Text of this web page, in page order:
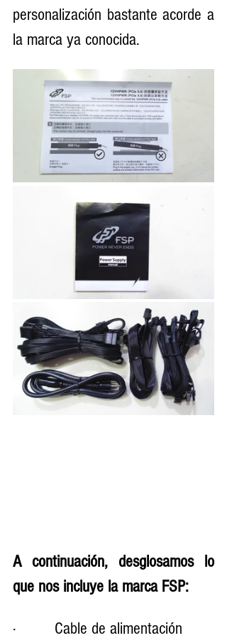
personalización bastante acorde a
la marca ya conocida.
A continuación, desglosamos lo
que nos incluye la marca FSP:
·         Cable de alimentación